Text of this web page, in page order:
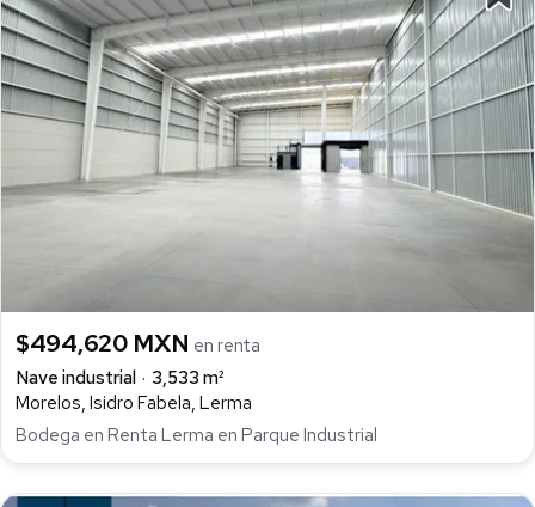
$494,620 MXN en renta
Nave industrial
3,533 m²
Morelos, Isidro Fabela, Lerma
Bodega en Renta Lerma en Parque Industrial